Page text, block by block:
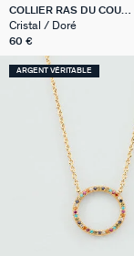
COLLIER RAS DU COU
BRILLANT
Cristal / Doré
60 €
ARGENT VÉRITABLE